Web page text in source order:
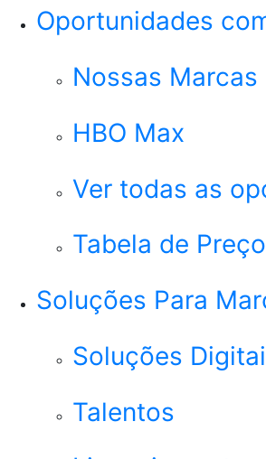
Oportunidades
Nossas Marcas
HBO Max
Ver todas as
Tabela de Preço
Soluções Para
Soluções
Talentos